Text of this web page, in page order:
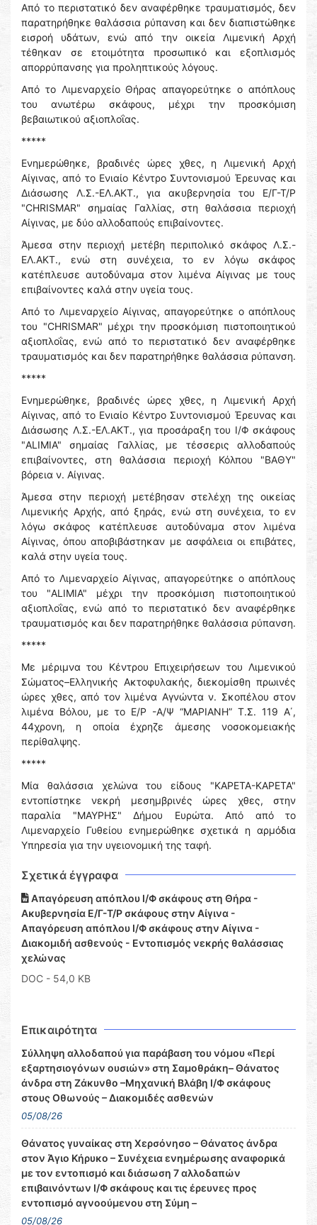
Από το περιστατικό δεν αναφέρθηκε τραυματισμός, δεν
παρατηρήθηκε θαλάσσια ρύπανση και δεν διαπιστώθηκε
εισροή υδάτων, ενώ από την οικεία Λιμενική Αρχή
τέθηκαν σε ετοιμότητα προσωπικό και εξοπλισμός
απορρύπανσης για προληπτικούς λόγους.
Από το Λιμεναρχείο Θήρας απαγορεύτηκε ο απόπλους
του ανωτέρω σκάφους, μέχρι την προσκόμιση
βεβαιωτικού αξιοπλοΐας.
*****
Ενημερώθηκε, βραδινές ώρες χθες, η Λιμενική Αρχή
Αίγινας, από το Ενιαίο Κέντρο Συντονισμού Έρευνας και
Διάσωσης Λ.Σ.-ΕΛ.ΑΚΤ., για ακυβερνησία του Ε/Γ-Τ/Ρ
"CHRISMAR" σημαίας Γαλλίας, στη θαλάσσια περιοχή
Αίγινας, με δύο αλλοδαπούς επιβαίνοντες.
Άμεσα στην περιοχή μετέβη περιπολικό σκάφος Λ.Σ.-
ΕΛ.ΑΚΤ., ενώ στη συνέχεια, το εν λόγω σκάφος
κατέπλευσε αυτοδύναμα στον λιμένα Αίγινας με τους
επιβαίνοντες καλά στην υγεία τους.
Από το Λιμεναρχείο Αίγινας, απαγορεύτηκε ο απόπλους
του "CHRISMAR" μέχρι την προσκόμιση πιστοποιητικού
αξιοπλοΐας, ενώ από το περιστατικό δεν αναφέρθηκε
τραυματισμός και δεν παρατηρήθηκε θαλάσσια ρύπανση.
*****
Ενημερώθηκε, βραδινές ώρες χθες, η Λιμενική Αρχή
Αίγινας, από το Ενιαίο Κέντρο Συντονισμού Έρευνας και
Διάσωσης Λ.Σ.-ΕΛ.ΑΚΤ., για προσάραξη του Ι/Φ σκάφους
"ALIΜIA" σημαίας Γαλλίας, με τέσσερις αλλοδαπούς
επιβαίνοντες, στη θαλάσσια περιοχή Κόλπου "ΒΑΘΥ"
βόρεια ν. Αίγινας.
Άμεσα στην περιοχή μετέβησαν στελέχη της οικείας
Λιμενικής Αρχής, από ξηράς, ενώ στη συνέχεια, το εν
λόγω σκάφος κατέπλευσε αυτοδύναμα στον λιμένα
Αίγινας, όπου αποβιβάστηκαν με ασφάλεια οι επιβάτες,
καλά στην υγεία τους.
Από το Λιμεναρχείο Αίγινας, απαγορεύτηκε ο απόπλους
του "ALIΜIA" μέχρι την προσκόμιση πιστοποιητικού
αξιοπλοΐας, ενώ από το περιστατικό δεν αναφέρθηκε
τραυματισμός και δεν παρατηρήθηκε θαλάσσια ρύπανση.
*****
Με μέριμνα του Κέντρου Επιχειρήσεων του Λιμενικού
Σώματος–Ελληνικής Ακτοφυλακής, διεκομίσθη πρωινές
ώρες χθες, από τον λιμένα Αγνώντα ν. Σκοπέλου στον
λιμένα Βόλου, με το Ε/Ρ -Α/Ψ “ΜΑΡΙΑΝΗ” Τ.Σ. 119 Α΄,
44χρονη, η οποία έχρηζε άμεσης νοσοκομειακής
περίθαλψης.
*****
Μία θαλάσσια χελώνα του είδους "ΚΑΡΕΤΑ-ΚΑΡΕΤΑ"
εντοπίστηκε νεκρή μεσημβρινές ώρες χθες, στην
παραλία "ΜΑΥΡΗΣ" Δήμου Ευρώτα. Από από το
Λιμεναρχείο Γυθείου ενημερώθηκε σχετικά η αρμόδια
Υπηρεσία για την υγειονομική της ταφή.
Σχετικά έγγραφα
Απαγόρευση απόπλου Ι/Φ σκάφους στη Θήρα -
Ακυβερνησία Ε/Γ-Τ/Ρ σκάφους στην Αίγινα -
Απαγόρευση απόπλου Ι/Φ σκάφους στην Αίγινα -
Διακομιδή ασθενούς - Εντοπισμός νεκρής θαλάσσιας
χελώνας
DOC - 54,0 KB
Επικαιρότητα
Σύλληψη αλλοδαπού για παράβαση του νόμου «Περί
εξαρτησιογόνων ουσιών» στη Σαμοθράκη– Θάνατος
άνδρα στη Ζάκυνθο –Μηχανική Βλάβη Ι/Φ σκάφους
στους Οθωνούς – Διακομιδές ασθενών
05/08/26
Θάνατος γυναίκας στη Χερσόνησο – Θάνατος άνδρα
στον Άγιο Κήρυκο – Συνέχεια ενημέρωσης αναφορικά
με τον εντοπισμό και διάσωση 7 αλλοδαπών
επιβαινόντων Ι/Φ σκάφους και τις έρευνες προς
εντοπισμό αγνοούμενου στη Σύμη –
05/08/26